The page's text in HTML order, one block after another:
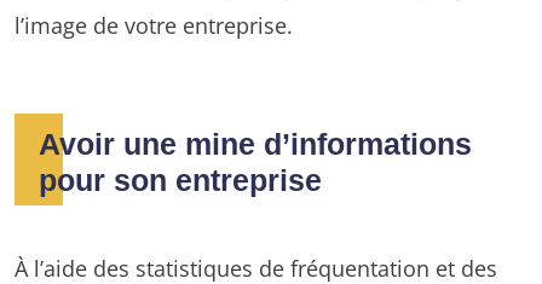
l’image de votre entreprise.
Avoir une mine d’informations
pour son entreprise
À l’aide des statistiques de fréquentation et des